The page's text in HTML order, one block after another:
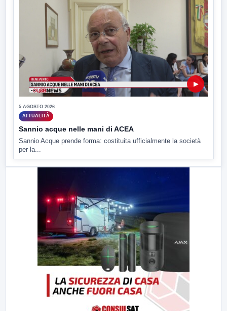
▶
5 AGOSTO 2026
ATTUALITÀ
Sannio acque nelle mani di ACEA
Sannio Acque prende forma: costituita ufficialmente la società
per la...